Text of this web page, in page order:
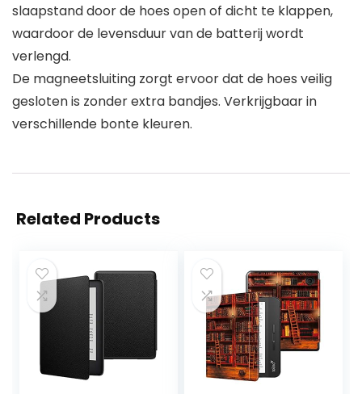
slaapstand door de hoes open of dicht te klappen,
waardoor de levensduur van de batterij wordt
verlengd.
De magneetsluiting zorgt ervoor dat de hoes veilig
gesloten is zonder extra bandjes. Verkrijgbaar in
verschillende bonte kleuren.
Related Products